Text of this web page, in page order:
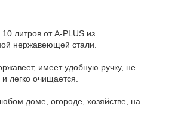
литров от A-PLUS из
нержавеющей стали.
имеет удобную ручку, не
легко очищается.
доме, огороде, хозяйстве, на